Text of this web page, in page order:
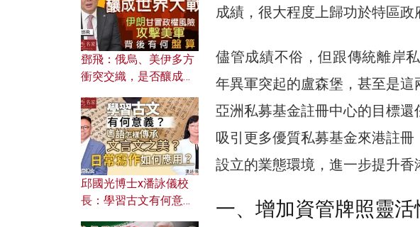
成績，很大程度上歸功於特區政
儘管成績不俗，但跟傳統離岸
年異軍突起的盧森堡，甚至是
亞洲私募基金註冊中心的目標還
吸引更多優質私募基金來港註
設立的業態環境，進一步提升香
一、增加資管牌照靈活
鄧飛：俄烏、美伊多方
衝突交織，是否釀成世
風險攻擊美軍，背後有
何盤算？
邱國光博士x潘詠儀校
長：學習古文有何意